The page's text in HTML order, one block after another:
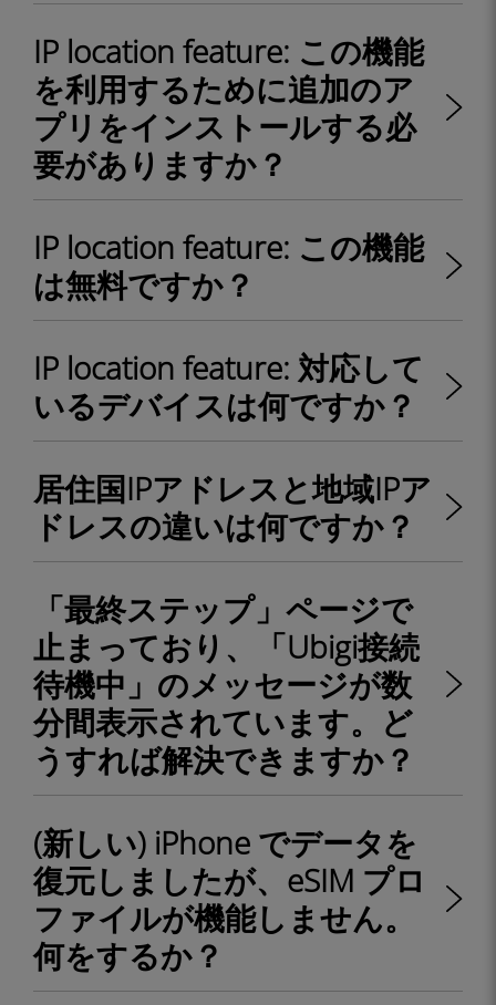
IP location feature: この機能
を利用するために追加のア
プリをインストールする必
要がありますか？
IP location feature: この機能
は無料ですか？
IP location feature: 対応して
いるデバイスは何ですか？
居住国IPアドレスと地域IPア
ドレスの違いは何ですか？
「最終ステップ」ページで
止まっており、「Ubigi接続
待機中」のメッセージが数
分間表示されています。ど
うすれば解決できますか？
(新しい) iPhone でデータを
復元しましたが、eSIM プロ
ファイルが機能しません。
何をするか？